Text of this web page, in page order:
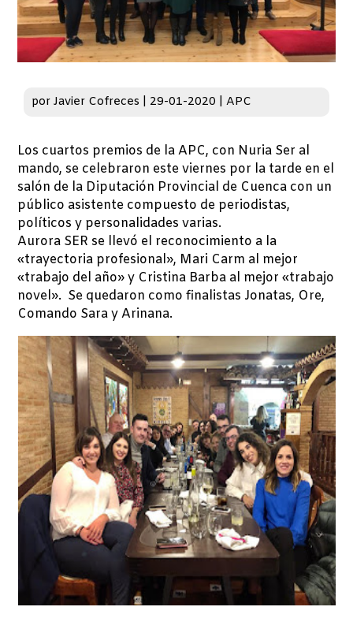
porJavier Cofreces 29-01-2020 |APC
Los cuartos premios de la APC, con Nuria Ser al
mando, se celebraron este viernes por la tarde en el
salón de la Diputación Provincial de Cuenca con un
público asistente compuesto de periodistas,
políticos y personalidades varias.
Aurora SER se llevó el reconocimiento a la
«trayectoria profesional», Mari Carm al mejor
«trabajo del año» y Cristina Barba al mejor «trabajo
novel». Se quedaron como finalistas Jonatas, Ore,
Comando Sara y Arinana.